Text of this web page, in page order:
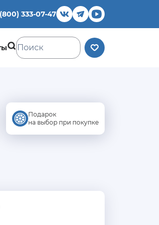
333-07-47
Подарок
на выбор при покупке